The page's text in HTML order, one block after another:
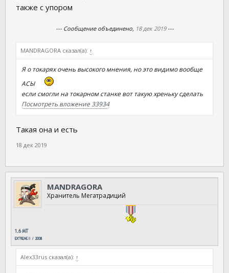
также с упором
--- Сообщение объединено, 18 дек 2019---
MANDRAGORA сказал(а): ↑
Я о токарях очень высокого мнения, но это видимо вообще
АСЫ
если смогли на токарном станке вот такую хреньку сделать
Посмотреть вложение 33934
Такая она и есть
18 дек 2019
MANDRAGORA
Хранитель Мегатрадиций
Аlex33rus сказал(а): ↑